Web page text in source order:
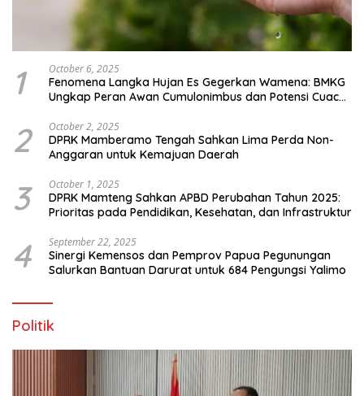
1 October 6, 2025
Fenomena Langka Hujan Es Gegerkan Wamena: BMKG
Ungkap Peran Awan Cumulonimbus dan Potensi Cuaca
2 October 2, 2025
DPRK Mamberamo Tengah Sahkan Lima Perda Non-
Anggaran untuk Kemajuan Daerah
3 October 1, 2025
DPRK Mamteng Sahkan APBD Perubahan Tahun 2025:
Prioritas pada Pendidikan, Kesehatan, dan Infrastruktur
4 September 22, 2025
Sinergi Kemensos dan Pemprov Papua Pegunungan
Salurkan Bantuan Darurat untuk 684 Pengungsi Yalimo
Politik